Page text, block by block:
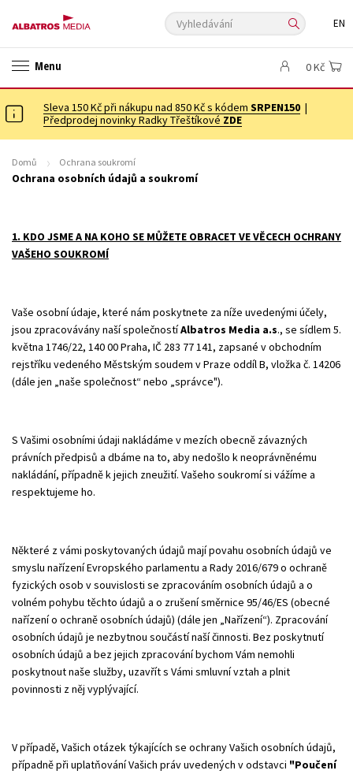
Vyhledávání EN
Menu
✉️ DÁRKOVÉ POUKAZY
Auto - moto
Beletrie pro děti
Dárkové publikace
Esoterika a duchovní svět
Kuchařky
New Adult Ostatní Počítače
Poezie
Společnost, politika
Technika a věda
Učebnice
Umění a kultura
Výchova a pedagogika
Young adult
Young adult (SK)
Zahraniční literatura Zdraví a životní styl
0 Kč
Sleva 150 Kč při nákupu nad 850 Kč s kódem SRPEN150 |
Předprodej novinky Radky Třeštíkové ZDE
Domů Ochrana soukromí
Ochrana osobních údajů a soukromí
1. KDO JSME A NA KOHO SE MŮŽETE OBRACET VE VĚCECH OCHRANY
VAŠEHO SOUKROMÍ
Vaše osobní údaje, které nám poskytnete za níže uvedenými účely,
jsou zpracovávány naší společnostíAlbatros Media a.s., se sídlem 5.
května 1746/22, 140 00 Praha, IČ 283 77 141, zapsané v obchodním
rejstříku vedeného Městským soudem v Praze oddíl B, vložka č. 14206
(dále jen „naše společnost“ nebo „správce").
S Vašimi osobními údaji nakládáme v mezích obecně závazných
právních předpisů a dbáme na to, aby nedošlo k neoprávněnému
nakládání, případně k jejich zneužití. Vašeho soukromí si vážíme a
respektujeme ho.
Některé z vámi poskytovaných údajů mají povahu osobních údajů ve
smyslu nařízení Evropského parlamentu a Rady 2016/679 o ochraně
fyzických osob v souvislosti se zpracováním osobních údajů a o
volném pohybu těchto údajů a o zrušení směrnice 95/46/ES (obecné
nařízení o ochraně osobních údajů) (dále jen „Nařízení“). Zpracování
osobních údajů je nezbytnou součástí naší činnosti. Bez poskytnutí
osobních údajů a bez jejich zpracování bychom Vám nemohli
poskytnout naše služby, uzavřít s Vámi smluvní vztah a plnit
povinnosti z něj vyplývající.
V případě, Vašich otázek týkajících se ochrany Vašich osobních údajů,
případně při uplatňování Vašich práv uvedených v odstavci "Poučení